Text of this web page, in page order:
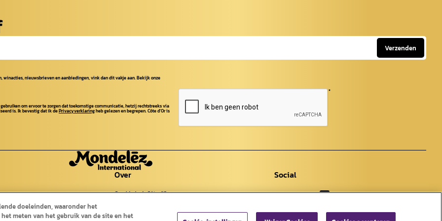
Verzenden
nieuwsbrieven en aanbiedingen, vink dan dit vakje aan. Bekijk onze
om ervoor te zorgen dat toekomstige communicatie, hetzij rechtstreeks via
is. Ik bevestig dat ik dePrivacyverklaringheb gelezen en begrepen. Côte d'Or is
*
Over
Geschiedenis Côte d'Or
Contact
Social
Facebook
Youtube
doeleinden, waaronder het
meten van het gebruik van de site en het